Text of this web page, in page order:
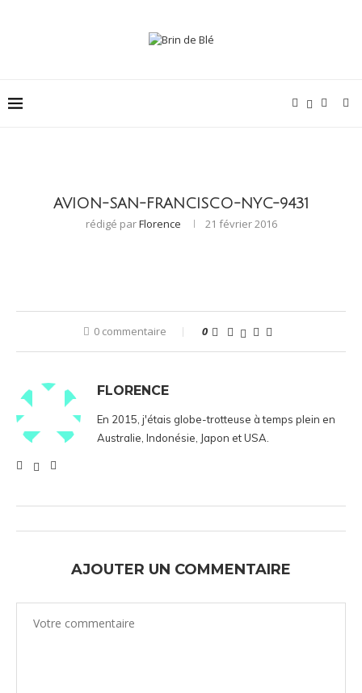
AVION-SAN-FRANCISCO-NYC-9431
rédigé parFlorence 21 février 2016
0 commentaire 0
FLORENCE
En 2015, j'étais globe-trotteuse à temps plein en
Australie, Indonésie, Japon et USA.
AJOUTER UN COMMENTAIRE